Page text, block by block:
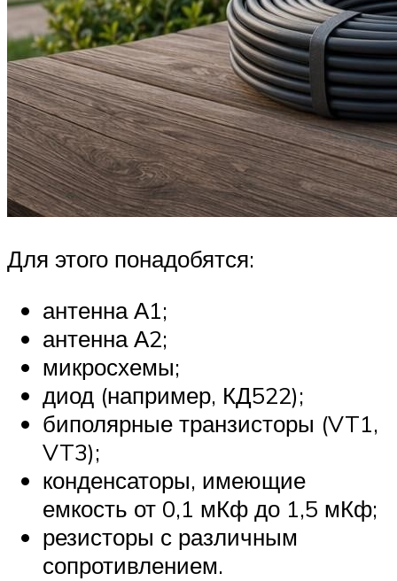
Для этого понадобятся:
антенна А1;
антенна А2;
микросхемы;
диод (например, КД522);
биполярные транзисторы (VT1,
VT3);
конденсаторы, имеющие
емкость от 0,1 мКф до 1,5 мКф;
резисторы с различным
сопротивлением.